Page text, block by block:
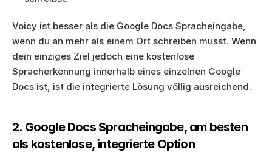
Voicy ist besser als die Google Docs Spracheingabe,
wenn du an mehr als einem Ort schreiben musst. Wenn
dein einziges Ziel jedoch eine kostenlose
Spracherkennung innerhalb eines einzelnen Google
Docs ist, ist die integrierte Lösung völlig ausreichend.
2. Google Docs Spracheingabe, am besten
als kostenlose, integrierte Option